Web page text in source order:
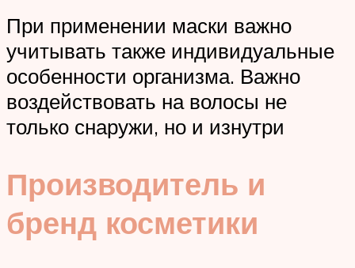
При применении маски важно
учитывать также индивидуальные
особенности организма. Важно
воздействовать на волосы не
только снаружи, но и изнутри
Производитель и
бренд косметики